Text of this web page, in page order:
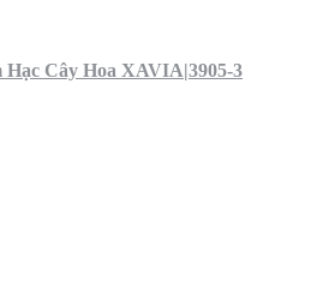
Cây Hoa XAVIA|3905-3